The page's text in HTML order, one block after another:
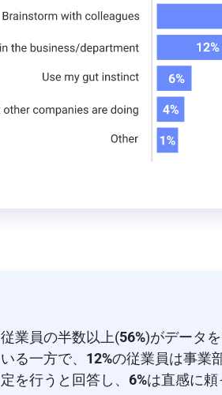
従業員の半数以上(56%)がデータ
いる一方で、 12%の従業員は事業
定を行うと回答し、 6%は直感に頼